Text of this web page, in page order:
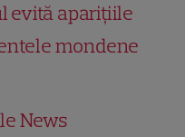
evită aparițiile
mondene
News